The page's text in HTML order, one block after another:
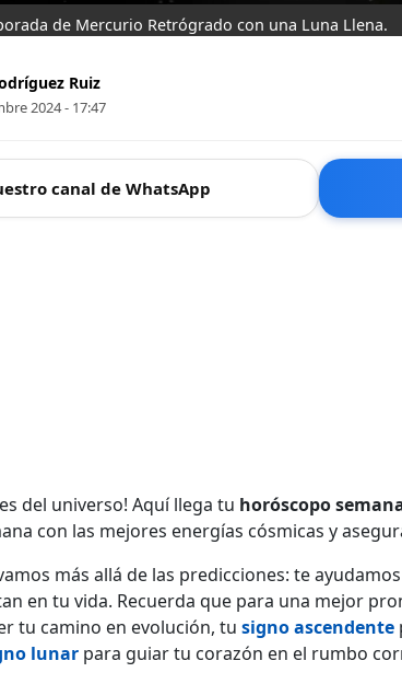
de Mercurio Retrógrado con una Luna Llena.
Ruiz
2024 - 17:47
canal de WhatsApp
del universo! Aquí llega tu horóscopo
con las mejores energías cósmicas y
más allá de las predicciones: te
en tu vida. Recuerda que para una mejor
tu camino en evolución, tu signo ascendente
lunar para guiar tu corazón en el rumbo